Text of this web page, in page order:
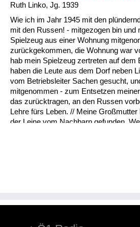
Ruth Linko, Jg. 1939
Wie ich im Jahr 1945 mit den
mit den Russen! - mitgezogen bin und
Spielzeug aus einer Wohnung
zurückgekommen, die Wohnung war
hab mein Spielzeug zertreten auf dem
haben die Leute aus dem Dorf neben
vom Betriebsleiter Sachen gesucht,
mitgenommen - zum Entsetzen
das zurücktragen, an den Russen
Lehre fürs Leben. // Meine
der Leine vom Nachbarn gefunden.